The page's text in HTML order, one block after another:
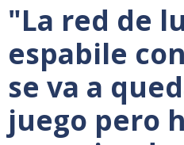
"La red de
espabile
se va a
juego pero